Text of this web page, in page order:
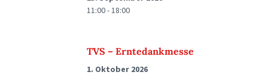
11:00 - 18:00
TVS – Erntedankmesse
1. Oktober 2026